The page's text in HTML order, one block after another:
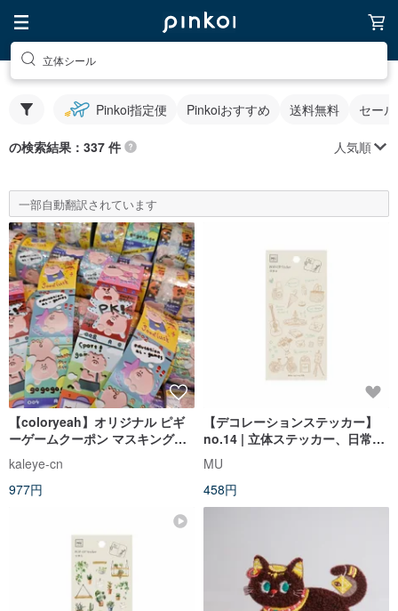
立体シール
Pinkoi指定便 Pinkoiおすすめ 送料無料 セー
の検索結果：337 件 人気順
一部自動翻訳されています
【coloryeah】オリジナル ピギ
ーゲームクーポン マスキングテ
ープ 立体風 手帳コラージュ
kaleye-cn
977円
【デコレーションステッカー】
no.14 | 立体ステッカー、日常使
いのアイテムを飾る
MU
458円